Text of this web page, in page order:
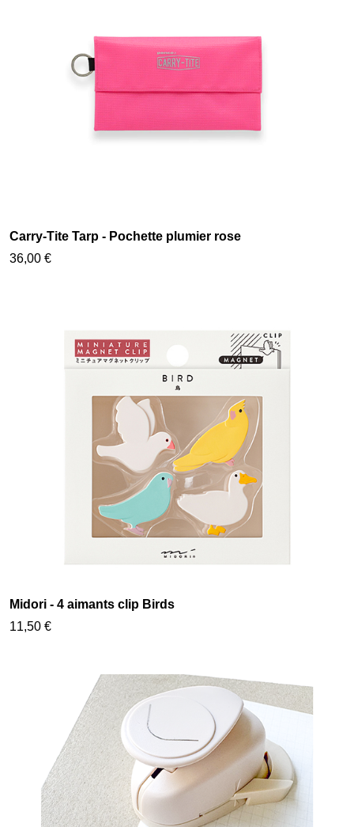
Carry-Tite Tarp - Pochette plumier rose
36,00 €
Midori - 4 aimants clip Birds
11,50 €